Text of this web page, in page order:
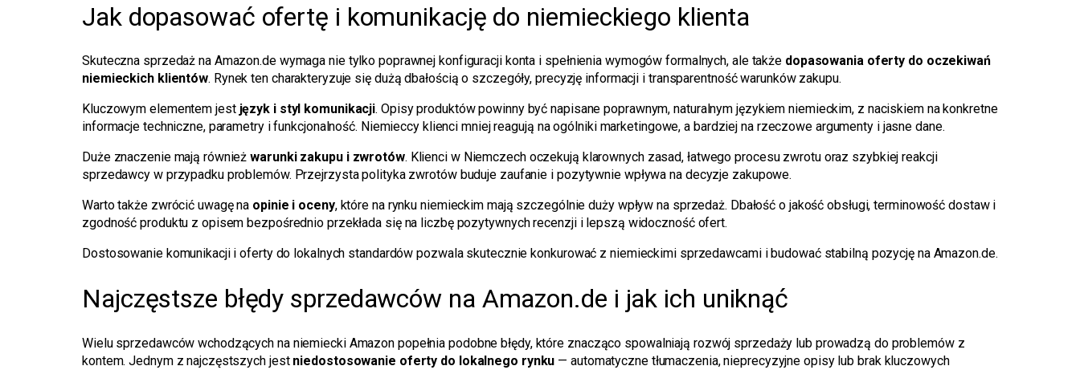
Jak dopasować ofertę i komunikację do niemieckiego klienta
Skuteczna sprzedaż na Amazon.de wymaga nie tylko poprawnej konfiguracji konta i spełnienia wymogów formalnych, ale także dopasowania oferty do oczekiwań
niemieckich klientów. Rynek ten charakteryzuje się dużą dbałością o szczegóły, precyzję informacji i transparentność warunków zakupu.
Kluczowym elementem jest język i styl komunikacji. Opisy produktów powinny być napisane poprawnym, naturalnym językiem niemieckim, z naciskiem na konkretne
informacje techniczne, parametry i funkcjonalność. Niemieccy klienci mniej reagują na ogólniki marketingowe, a bardziej na rzeczowe argumenty i jasne dane.
Duże znaczenie mają równieżwarunki zakupu i zwrotów. Klienci w Niemczech oczekują klarownych zasad, łatwego procesu zwrotu oraz szybkiej reakcji
sprzedawcy w przypadku problemów. Przejrzysta polityka zwrotów buduje zaufanie i pozytywnie wpływa na decyzje zakupowe.
Warto także zwrócić uwagę na opinie i oceny, które na rynku niemieckim mają szczególnie duży wpływ na sprzedaż. Dbałość o jakość obsługi, terminowość dostaw i
zgodność produktu z opisem bezpośrednio przekłada się na liczbę pozytywnych recenzji i lepszą widoczność ofert.
Dostosowanie komunikacji i oferty do lokalnych standardów pozwala skutecznie konkurować z niemieckimi sprzedawcami i budować stabilną pozycję na Amazon.de.
Najczęstsze błędy sprzedawców na Amazon.de i jak ich uniknąć
Wielu sprzedawców wchodzących na niemiecki Amazon popełnia podobne błędy, które znacząco spowalniają rozwój sprzedaży lub prowadzą do problemów z
kontem. Jednym z najczęstszych jest niedostosowanie oferty do lokalnego rynku — automatyczne tłumaczenia, nieprecyzyjne opisy lub brak kluczowych